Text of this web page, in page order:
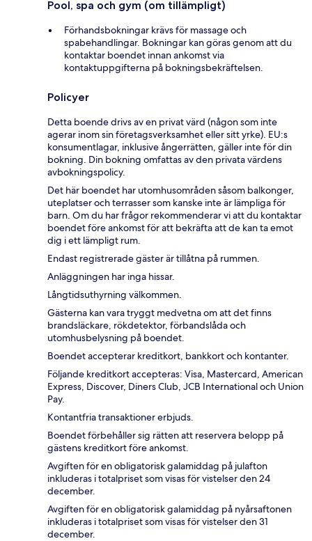
Pool, spa och gym (om tillämpligt)
Förhandsbokningar krävs för massage och
spabehandlingar. Bokningar kan göras genom att du
kontaktar boendet innan ankomst via
kontaktuppgifterna på bokningsbekräftelsen.
Policyer
Detta boende drivs av en privat värd (någon som inte
agerar inom sin företagsverksamhet eller sitt yrke). EU:s
konsumentlagar, inklusive ångerrätten, gäller inte för din
bokning. Din bokning omfattas av den privata värdens
avbokningspolicy.
Det här boendet har utomhusområden såsom balkonger,
uteplatser och terrasser som kanske inte är lämpliga för
barn. Om du har frågor rekommenderar vi att du kontaktar
boendet före ankomst för att bekräfta att de kan ta emot
dig i ett lämpligt rum.
Endast registrerade gäster är tillåtna på rummen.
Anläggningen har inga hissar.
Långtidsuthyrning välkommen.
Gästerna kan vara tryggt medvetna om att det finns
brandsläckare, rökdetektor, förbandslåda och
utomhusbelysning på boendet.
Boendet accepterar kreditkort, bankkort och kontanter.
Följande kreditkort accepteras: Visa, Mastercard, American
Express, Discover, Diners Club, JCB International och Union
Pay.
Kontantfria transaktioner erbjuds.
Boendet förbehåller sig rätten att reservera belopp på
gästens kreditkort före ankomst.
Avgiften för en obligatorisk galamiddag på julafton
inkluderas i totalpriset som visas för vistelser den 24
december.
Avgiften för en obligatorisk galamiddag på nyårsaftonen
inkluderas i totalpriset som visas för vistelser den 31
december.